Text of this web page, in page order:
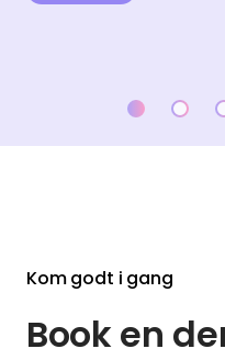
Kom godt i gang
Book en